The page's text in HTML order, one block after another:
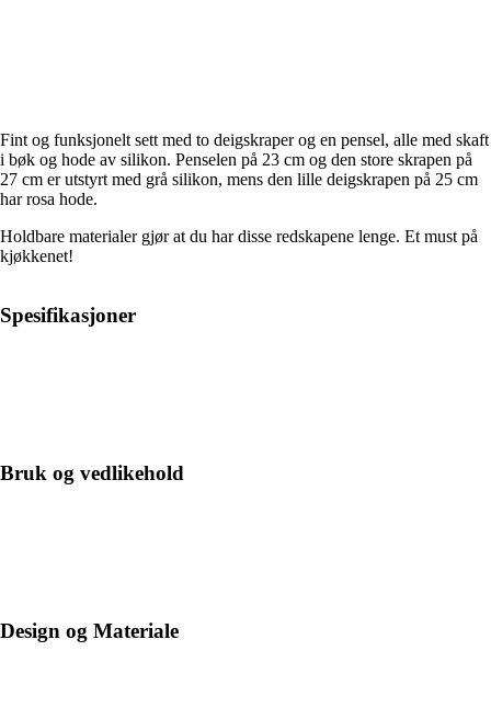
Fint og funksjonelt sett med to deigskraper og en pensel, alle med skaft
i bøk og hode av silikon. Penselen på 23 cm og den store skrapen på
27 cm er utstyrt med grå silikon, mens den lille deigskrapen på 25 cm
har rosa hode.
Holdbare materialer gjør at du har disse redskapene lenge. Et must på
kjøkkenet!
Spesifikasjoner
Bruk og vedlikehold
Design og Materiale